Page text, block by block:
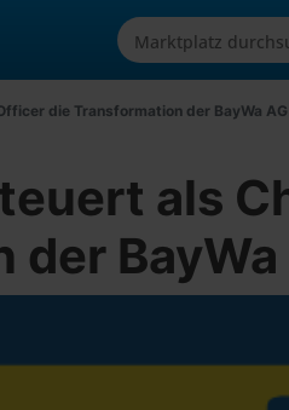
die Transformation der BayWa AG
als
BayWa